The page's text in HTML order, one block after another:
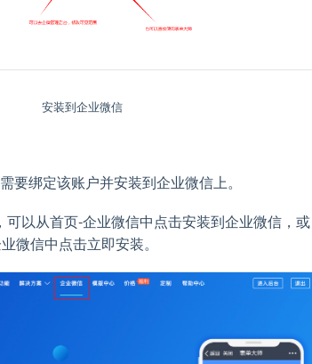
安装到企业微信
要绑定该账户并安装到企业微信上。
可以从首页-企业微信中点击安装到企业微信，或
微信中点击立即安装。